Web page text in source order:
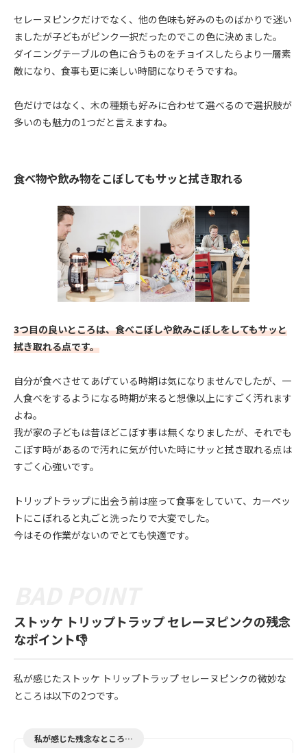
セレーヌピンクだけでなく、他の色味も好みのものばかりで迷い
ましたが子どもがピンク一択だったのでこの色に決めました。
ダイニングテーブルの色に合うものをチョイスしたらより一層素
敵になり、食事も更に楽しい時間になりそうですね。
色だけではなく、木の種類も好みに合わせて選べるので選択肢が
多いのも魅力の1つだと言えますね。
食べ物や飲み物をこぼしてもサッと拭き取れる
3つ目の良いところは、食べこぼしや飲みこぼしをしてもサッと
拭き取れる点です。
自分が食べさせてあげている時期は気になりませんでしたが、一
人食べをするようになる時期が来ると想像以上にすごく汚れます
よね。
我が家の子どもは昔ほどこぼす事は無くなりましたが、それでも
こぼす時があるので汚れに気が付いた時にサッと拭き取れる点は
すごく心強いです。
トリップトラップに出会う前は座って食事をしていて、カーペッ
トにこぼれると丸ごと洗ったりで大変でした。
今はその作業がないのでとても快適です。
ストッケ トリップトラップ セレーヌピンクの残念
なポイント👎
私が感じたストッケ トリップトラップ セレーヌピンクの微妙な
ところは以下の2つです。
私が感じた残念なところ…